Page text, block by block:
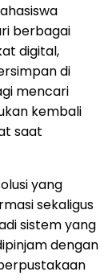
berbagai
digital,
di
mencari
kembali
saat
yang
sekaligus
sistem yang
dengan